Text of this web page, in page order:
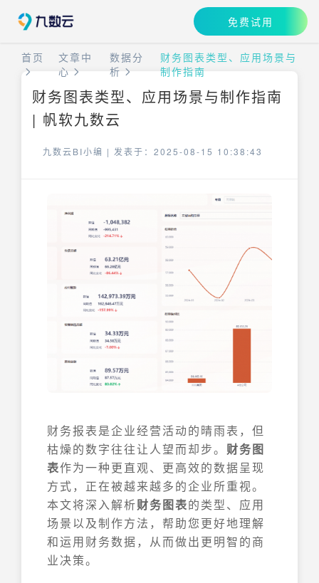
免费试用
首页
文章中
心
数据分
析
财务图表类型、应用场景与
制作指南
财务图表类型、应用场景与制作指南
| 帆软九数云
九数云BI小编 | 发表于：2025-08-15 10:38:43
财务报表是企业经营活动的晴雨表，但
枯燥的数字往往让人望而却步。 财务图
表作为一种更直观、更高效的数据呈现
方式，正在被越来越多的企业所重视。
本文将深入解析财务图表的类型、应用
场景以及制作方法，帮助您更好地理解
和运用财务数据，从而做出更明智的商
业决策。